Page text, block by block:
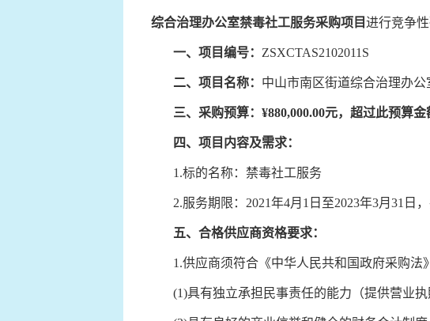
综合治理办公室禁毒社工服务采购项目进行竞争
一、 项目编号： ZSXCTAS2102011S
二、 项目名称： 中山市南区街道综合治理办
三、 采购预算： ¥880,000.00元，超过此预算金
四、 项目内容及需求：
1.标的名称：禁毒社工服务
2.服务期限：2021年4月1日至2023年3月31日，
五、 合格供应商资格要求：
1.供应商须符合《中华人民共和国政府采购法
(1)具有独立承担民事责任的能力（提供营业执